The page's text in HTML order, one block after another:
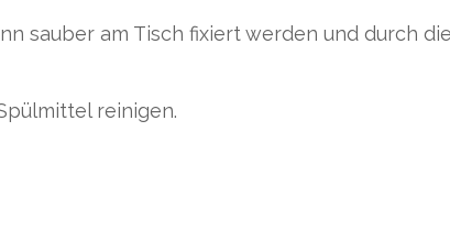
sauber am Tisch fixiert werden und durch
reinigen.